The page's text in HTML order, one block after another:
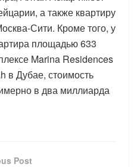
а также квартиру
Сити. Кроме того, у
площадью 633
Marina Residences
в Дубае, стоимость
в два миллиарда
Post